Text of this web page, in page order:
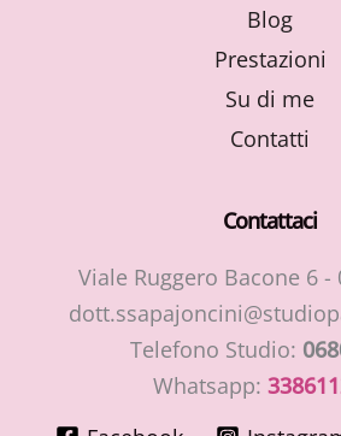
Blog
Prestazioni
Su di me
Contatti
Contattaci
Viale Ruggero Bacone 6 -
Telefono Studio:
Whatsapp: